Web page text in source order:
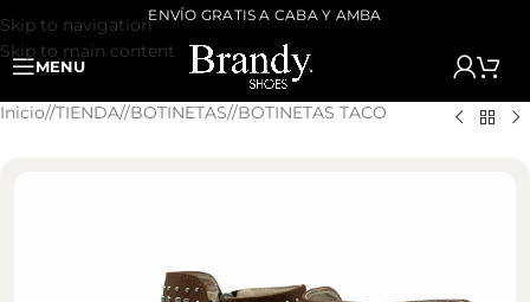
Skip to navigation
Skip to main content
ENVÍO GRATIS A CABA Y AMBA
MENU
Inicio/ TIENDA/ BOTINETAS/ BOTINETAS TACO